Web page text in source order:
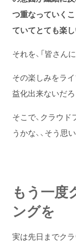
つ重なっていく
ていてとても楽し
それを、「皆さん
その楽しみをラ
益化出来ないだ
そこで、クラウ
うかな、、そう思
もう一度
ングを
実は先日までク